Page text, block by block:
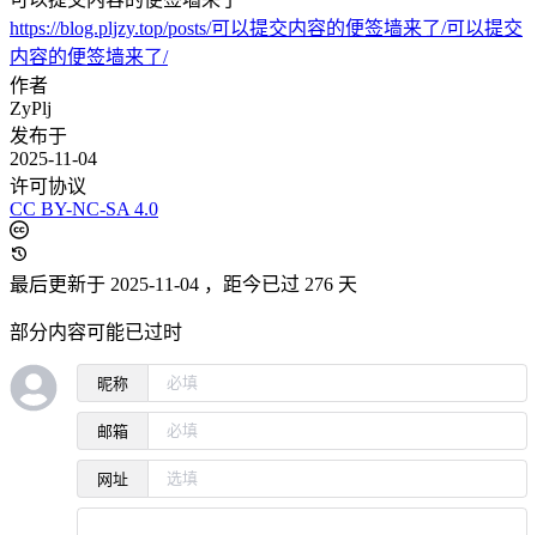
https://blog.pljzy.top/posts/可以提交内容的便签墙来了/可以提交
内容的便签墙来了/
作者
ZyPlj
发布于
2025-11-04
许可协议
CC BY-NC-SA 4.0
最后更新于 2025-11-04 ，距今已过 276 天
部分内容可能已过时
昵称
邮箱
网址